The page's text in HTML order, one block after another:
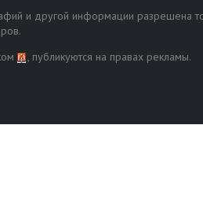
и другой информации разрешена
, публикуются на правах рекламы.